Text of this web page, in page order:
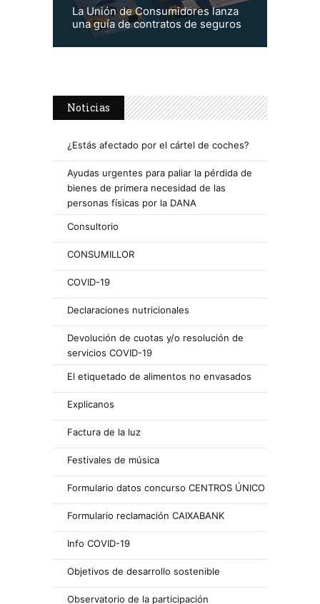
La Unión de Consumidores lanza
una guía de contratos de seguros
Noticias
¿Estás afectado por el cártel de coches?
Ayudas urgentes para paliar la pérdida de
bienes de primera necesidad de las
personas físicas por la DANA
Consultorio
CONSUMILLOR
COVID-19
Declaraciones nutricionales
Devolución de cuotas y/o resolución de
servicios COVID-19
El etiquetado de alimentos no envasados
Explicanos
Factura de la luz
Festivales de música
Formulario datos concurso CENTROS ÚNICO
Formulario reclamación CAIXABANK
Info COVID-19
Objetivos de desarrollo sostenible
Observatorio de la participación